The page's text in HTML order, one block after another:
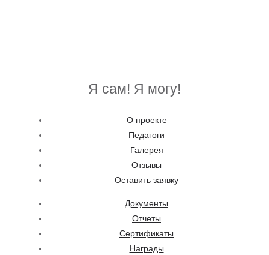
Я сам! Я могу!
О проекте
Педагоги
Галерея
Отзывы
Оставить заявку
Документы
Отчеты
Сертификаты
Награды